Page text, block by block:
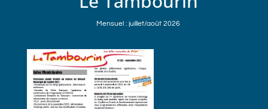
Mensuel : juillet/août 2026